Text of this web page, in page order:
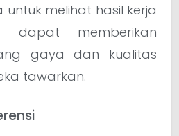
melihat hasil kerja
dapat memberikan
gaya dan kualitas
tawarkan.